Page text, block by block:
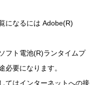
になるには Adobe(R)
フト電池(R)ランタイムプ
必要になります。
てはインターネットへの接